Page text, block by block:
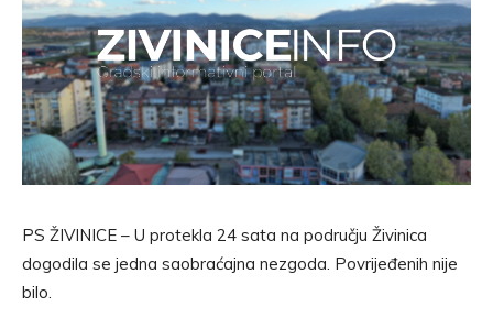
PS ŽIVINICE – U protekla 24 sata na području Živinica
dogodila se jedna saobraćajna nezgoda. Povrijeđenih nije
bilo.